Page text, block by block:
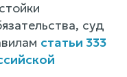
суд
статьи 333